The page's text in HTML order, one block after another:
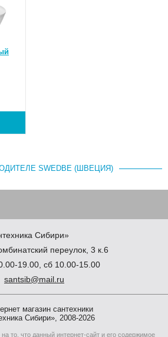
SWEDBE (ШВЕЦИЯ)
Сибири»
переулок, 3 к.6
19.00, сб 10.00-15.00
santsib@mail.ru
магазин сантехники
Сибири», 2008-2026
то, что данный интернет-сайт и его содержимое